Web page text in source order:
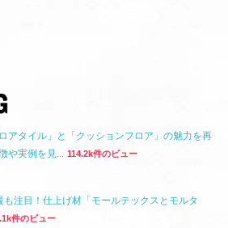
アタイル」と「クッションフロア」の魅力を再
や実例を見...
114.2k件のビュー
も注目！仕上げ材「モールテックスとモルタ
件のビュー